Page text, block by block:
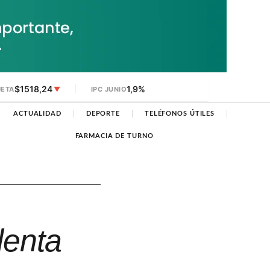
$1518,24▼ IPC JUNIO1,9%
ACTUALIDAD DEPORTE TELÉFONOS ÚTILES
FARMACIA DE TURNO